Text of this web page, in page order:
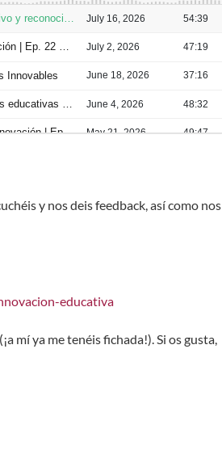
y nos deis feedback, así como nos
educativa
mí ya me tenéis fichada!). Si os gusta,